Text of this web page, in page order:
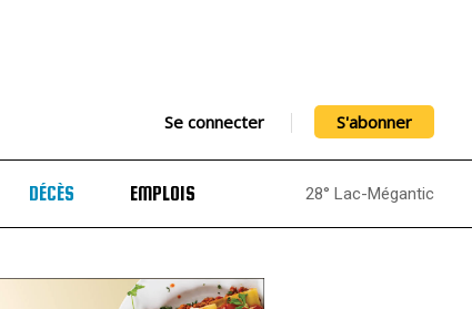
Se connecter S'abonner
DÉCÈS EMPLOIS 28° Lac-Mégantic